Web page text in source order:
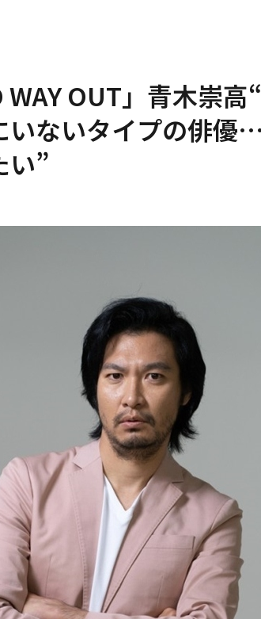
WAY OUT」青木崇
いないタイプの俳優
い”